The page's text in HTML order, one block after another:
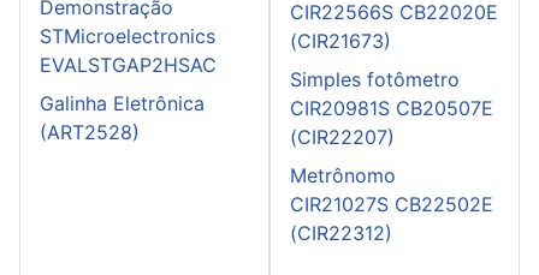
Demonstração
STMicroelectronics
EVALSTGAP2HSAC
Galinha Eletrônica
(ART2528)
CIR22566S CB22020E
(CIR21673)
Simples fotômetro
CIR20981S CB20507E
(CIR22207)
Metrônomo
CIR21027S CB22502E
(CIR22312)